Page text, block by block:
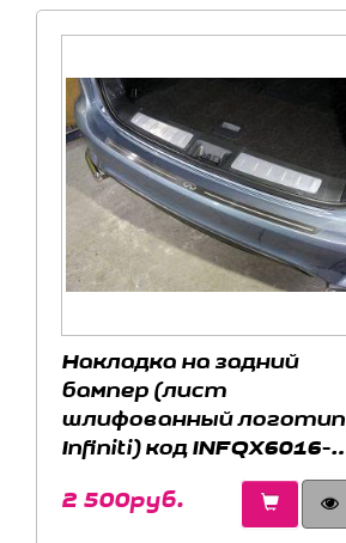
Накладка на задний
бампер (лист
шлифованный логотип
Infiniti) код INFQX6016-
16 для INFINITI QX60
2016-
2 500руб.